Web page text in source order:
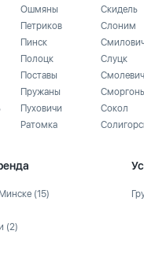
Ошмяны
Петриков
Пинск
Полоцк
Поставы
Пружаны
Пуховичи
Ратомка
Скидель
Слоним
Слуцк
Сморгонь
Сокол
(15)
(2)